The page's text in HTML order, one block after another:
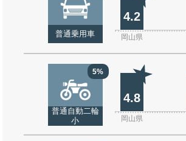
普通乗用車
4.2
岡山県
5%
普通自動二輪
小
4.8
岡山県